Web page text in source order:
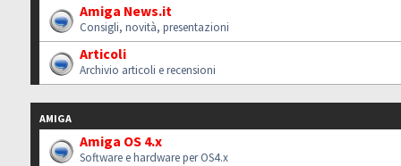
Amiga News.it
Consigli, novità, presentazioni
Articoli
Archivio articoli e recensioni
AMIGA
Amiga OS 4.x
Software e hardware per OS4.x